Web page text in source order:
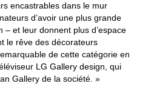
encastrables dans le mur
d’avoir une plus grande
– et leur donnent plus d’espace
le rêve des décorateurs
de cette catégorie en
LG Gallery design, qui
Gallery de la société. »